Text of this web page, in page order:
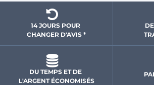
14 JOURS POUR
CHANGER D'AVIS *
DU TEMPS ET DE
L'ARGENT ÉCONOMISÉS